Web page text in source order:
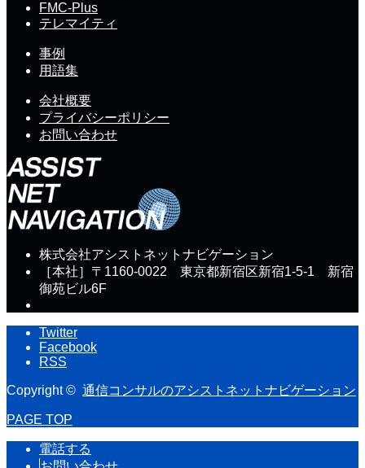
FMC-Plus
テレマイティ
事例
用語集
会社概要
プライバシーポリシー
お問い合わせ
株式会社アシストネットナビゲーション
［本社］〒1160-0022 東京都新宿区新宿1-5-1 新宿
御苑ビル6F
Twitter
Facebook
RSS
Copyright © 通信コンサルのアシストネットナビゲーション
PAGE TOP
電話する